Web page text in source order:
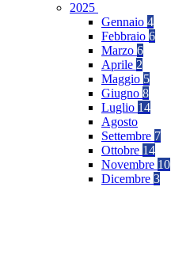
2025
Gennaio 4
Febbraio 6
Marzo 6
Aprile 2
Maggio 5
Giugno 8
Luglio 14
Agosto
Settembre 7
Ottobre 14
Novembre 10
Dicembre 3